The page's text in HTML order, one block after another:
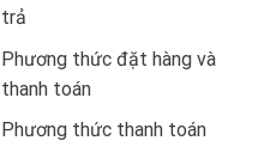
trả
Phương thức đặt hàng và
thanh toán
Phương thức thanh toán